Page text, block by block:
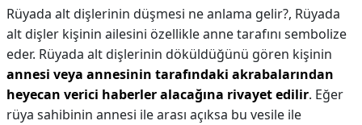
Rüyada alt dişlerinin düşmesi ne anlama gelir?, Rüyada
alt dişler kişinin ailesini özellikle anne tarafını sembolize
eder. Rüyada alt dişlerinin döküldüğünü gören kişinin
annesi veya annesinin tarafındaki akrabalarından
heyecan verici haberler alacağına rivayet edilir. Eğer
rüya sahibinin annesi ile arası açıksa bu vesile ile